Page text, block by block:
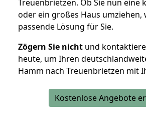
Treuenbrietzen. Ob Sie nun eine
oder ein großes Haus umziehen,
passende Lösung für Sie.
Zögern Sie nicht und
heute, um Ihren
Hamm nach Treuenbrietzen mit
Kostenlose Angebote